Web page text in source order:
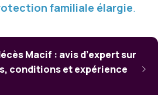
familiale élargie.
Macif : avis d’expert sur
conditions et expérience